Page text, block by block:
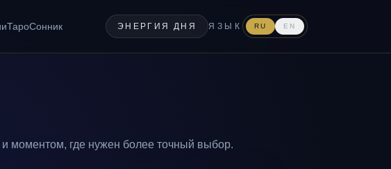
ТароСонник ЭНЕРГИЯ ДНЯ ЯЗЫК RU EN
моментом, где нужен более точный выбор.